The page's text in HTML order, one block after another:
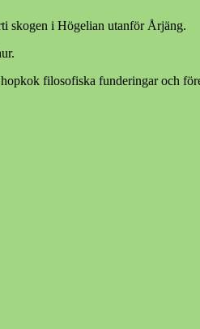
skogen i Högelian utanför Årjäng.
filosofiska funderingar och